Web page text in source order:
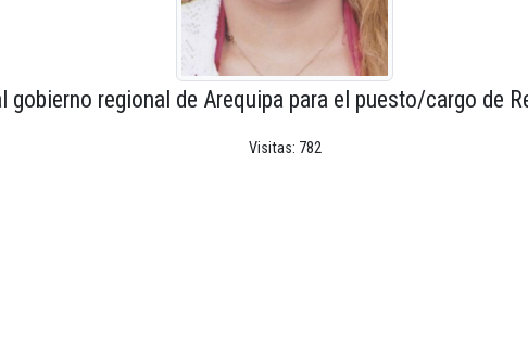
gobierno regional de Arequipa para el puesto/cargo de
Visitas: 782